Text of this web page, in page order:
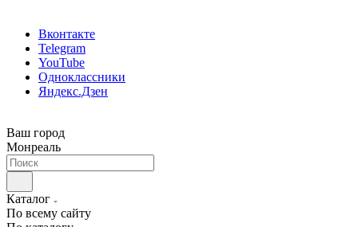
Вконтакте
Telegram
YouTube
Одноклассники
Яндекс.Дзен
Ваш город
Монреаль
Каталог
По всему сайту